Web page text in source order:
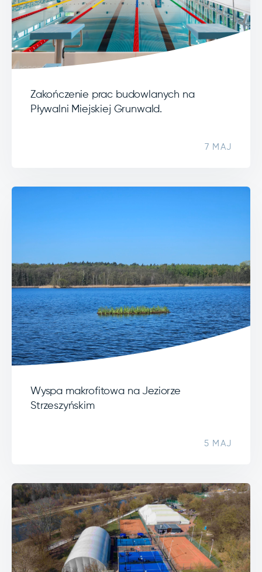
Zakończenie prac budowlanych na
Pływalni Miejskiej Grunwald.
7 MAJ
Wyspa makrofitowa na Jeziorze
Strzeszyńskim
5 MAJ